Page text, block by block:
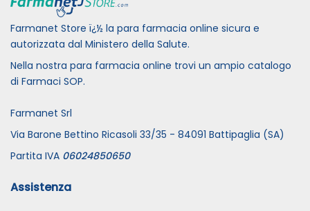
Farmanet Store ï¿½ la para farmacia online sicura e
autorizzata dal Ministero della Salute.
Nella nostra para farmacia online trovi un ampio catalogo
di Farmaci SOP.
Farmanet Srl
Via Barone Bettino Ricasoli 33/35 - 84091 Battipaglia (SA)
Partita IVA 06024850650
Assistenza